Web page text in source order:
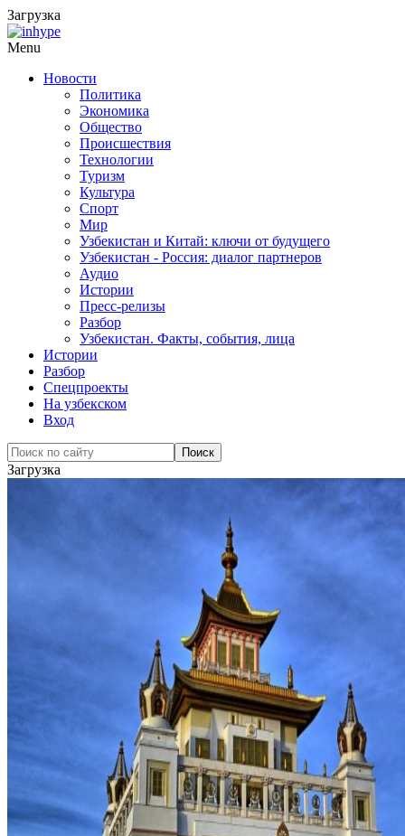
Загрузка
Menu
Новости
Политика
Экономика
Общество
Происшествия
Технологии
Туризм
Культура
Спорт
Мир
Узбекистан и Китай: ключи от будущего
Узбекистан - Россия: диалог партнеров
Аудио
Истории
Пресс-релизы
Разбор
Узбекистан. Факты, события, лица
Истории
Разбор
Спецпроекты
На узбекском
Вход
Загрузка